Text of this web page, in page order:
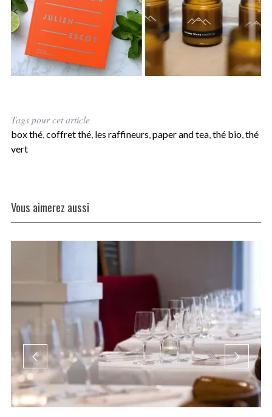
Tags pour cet article
box thé,coffret thé, les raffineurs,paper and tea,thé bio,thé
vert
Vous aimerez aussi